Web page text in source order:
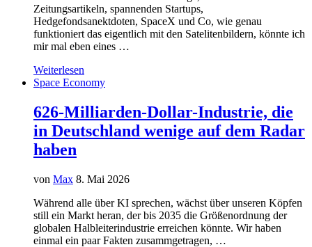
Zeitungsartikeln, spannenden Startups,
Hedgefondsanektdoten, SpaceX und Co, wie genau
funktioniert das eigentlich mit den Satelitenbildern, könnte ich
mir mal eben eines …
Weiterlesen
Space Economy
626-Milliarden-Dollar-Industrie, die
in Deutschland wenige auf dem Radar
haben
von Max 8. Mai 2026
Während alle über KI sprechen, wächst über unseren Köpfen
still ein Markt heran, der bis 2035 die Größenordnung der
globalen Halbleiterindustrie erreichen könnte. Wir haben
einmal ein paar Fakten zusammgetragen, …